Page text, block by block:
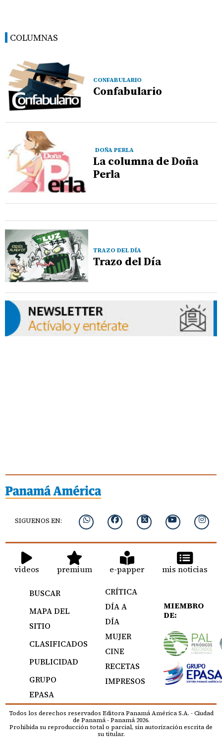
COLUMNAS
CONFABULARIO
Confabulario
DOÑA PERLA
La columna de Doña
Perla
TRAZO DEL DÍA
Trazo del Día
SIGUENOS EN:
videos premium e-papper mis noticias
BUSCAR
MAPA DEL
SITIO
CLASIFICADOS
PUBLICIDAD
GRUPO
EPASA
CRÍTICA
DÍA A
DÍA
MUJER
CINE
RECETAS
IMPRESOS
MIEMBRO
DE:
Todos los derechos reservados Editora Panamá América S.A. - Ciudad
de Panamá - Panamá 2026.
Prohibida su reproducción total o parcial, sin autorización escrita de
su titular.